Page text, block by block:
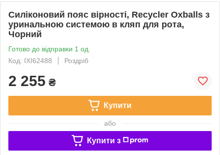
Силіконовий пояс вірності, Recycler Oxballs з
уринальною системою в кляп для рота,
Чорний
Готово до відправки 1 од.
Код: IXI62488
Роздріб
2 255 ₴
Купити
або
Купити з